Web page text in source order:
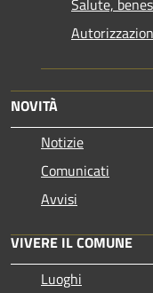
Salute,
NOVITÀ
Notizie
Comunicati
Avvisi
VIVERE IL COMUNE
Luoghi